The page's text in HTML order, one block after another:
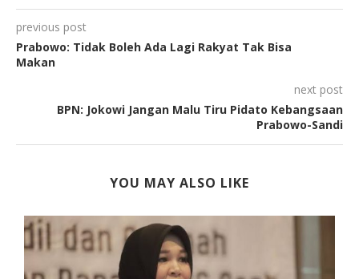
previous post
Prabowo: Tidak Boleh Ada Lagi Rakyat Tak Bisa
Makan
next post
BPN: Jokowi Jangan Malu Tiru Pidato Kebangsaan
Prabowo-Sandi
YOU MAY ALSO LIKE